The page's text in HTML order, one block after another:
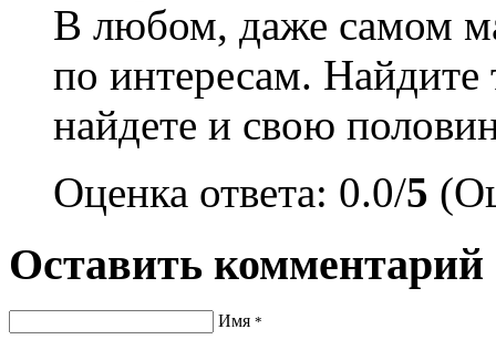
В любом, даже самом
по интересам.
найдете и свою
Оценка ответа: 0.0/5
Оставить комментарий
Имя *